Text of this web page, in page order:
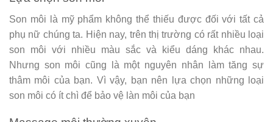
Son môi là mỹ phẩm không thể thiếu được đối với tất cả
phụ nữ chúng ta. Hiện nay, trên thị trường có rất nhiều loại
son môi với nhiều màu sắc và kiểu dáng khác nhau.
Nhưng son môi cũng là một nguyên nhân làm tăng sự
thâm môi của bạn. Vì vậy, bạn nên lựa chọn những loại
son môi có ít chì để bảo vệ làn môi của bạn